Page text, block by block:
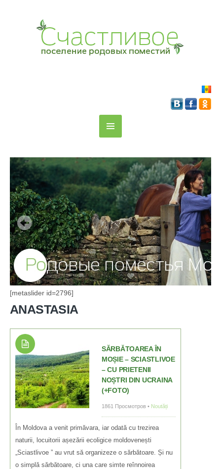
[metaslider id=2796]
ANASTASIA
SĂRBĂTOAREA ÎN
MOȘIE – SCIASTLIVOE
– CU PRIETENII
NOȘTRI DIN UCRAINA
(+FOTO)
1861 Просмотров • Noutăți
În Moldova a venit primăvara, iar odată cu trezirea
naturii, locuitorii așezării ecoligice moldovenești
„Sciastlivoe ” au vrut să organizeze o sărbătoare. Și nu
o simplă sărbătoare, ci una care simte reînnoirea